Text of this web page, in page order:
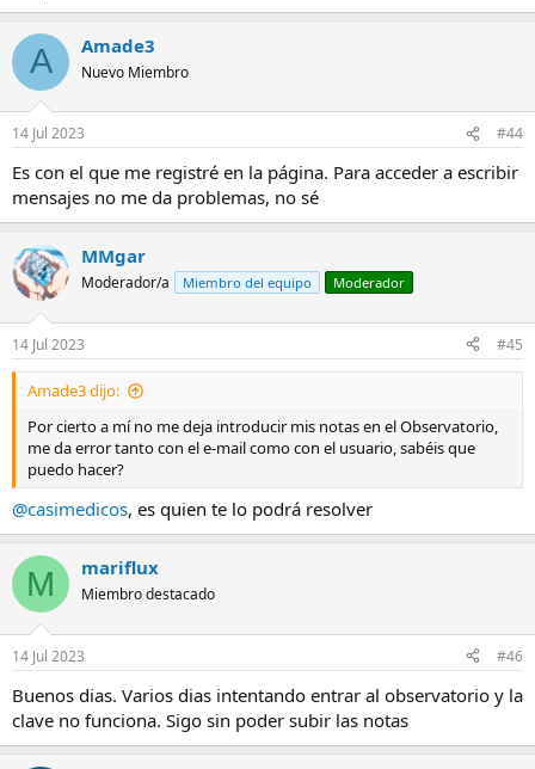
A Amade3
Nuevo Miembro
14 Jul 2023 #44
Es con el que me registré en la página. Para acceder a escribir
mensajes no me da problemas, no sé
MMgar
Moderador/a Miembro del equipo Moderador
14 Jul 2023 #45
Amade3 dijo:
Por cierto a mí no me deja introducir mis notas en el Observatorio,
me da error tanto con el e-mail como con el usuario, sabéis que
puedo hacer?
@casimedicos, es quien te lo podrá resolver
M mariflux
Miembro destacado
14 Jul 2023 #46
Buenos dias. Varios dias intentando entrar al observatorio y la
clave no funciona. Sigo sin poder subir las notas